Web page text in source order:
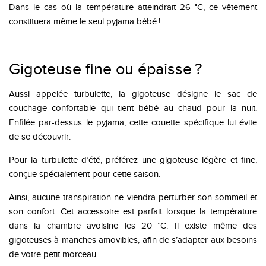
Dans le cas où la température atteindrait 26 °C, ce vêtement
constituera même le seul pyjama bébé !
Gigoteuse fine ou épaisse ?
Aussi appelée turbulette, la gigoteuse désigne le sac de
couchage confortable qui tient bébé au chaud pour la nuit.
Enfilée par-dessus le pyjama, cette couette spécifique lui évite
de se découvrir.
Pour la turbulette d’été, préférez une gigoteuse légère et fine,
conçue spécialement pour cette saison.
Ainsi, aucune transpiration ne viendra perturber son sommeil et
son confort. Cet accessoire est parfait lorsque la température
dans la chambre avoisine les 20 °C. Il existe même des
gigoteuses à manches amovibles, afin de s’adapter aux besoins
de votre petit morceau.